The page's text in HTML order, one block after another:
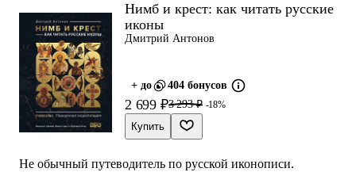
Нимб и крест: как читать русские
иконы
Дмитрий Антонов
+ до 404 бонусов
2 699 ₽3 293 ₽ -18%
Купить
Не обычный путеводитель по русской иконописи.